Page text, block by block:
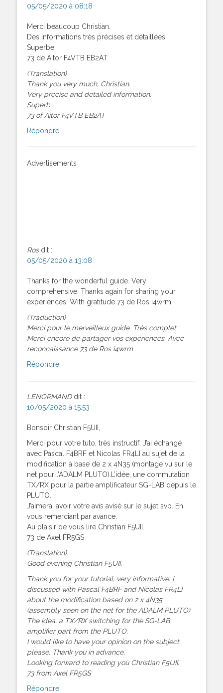
05/05/2020 à 08:18
Merci beaucoup Christian.
Des informations très précises et détaillées.
Superbe.
73 de Aitor F4VTB EB2AT
(Translation)
Thank you very much, Christian.
Very precise and detailed information.
Superb.
73 of Aitor F4VTB EB2AT
Répondre
Advertisements
Ros dit :
05/05/2020 à 13:08
Thanks for the wonderful guide. Very
comprehensive. Thanks again for sharing your
experiences. With gratitude 73 de Ros i4wrm
(Traduction)
Merci pour le merveilleux guide. Très complet.
Merci encore de partager vos expériences. Avec
reconnaissance 73 de Ros i4wrm
Répondre
LENORMAND dit :
10/05/2020 à 15:53
Bonsoir Christian F5UII,
Merci pour votre tuto, très instructif. J’ai échangé
avec Pascal F4BRF et Nicolas FR4LI au sujet de la
modification à base de 2 x 4N35 (montage vu sur le
net pour l’ADALM PLUTO).L’idée, une commutation
TX/RX pour la partie amplificateur SG-LAB depuis le
PLUTO.
J’aimerai avoir votre avis avisé sur le sujet svp. En
vous remerciant par avance.
Au plaisir de vous lire Christian F5UII.
73 de Axel FR5GS
(Translation)
Good evening Christian F5UII,
Thank you for your tutorial, very informative. I
discussed with Pascal F4BRF and Nicolas FR4LI
about the modification based on 2 x 4N35
(assembly seen on the net for the ADALM PLUTO)
The idea, a TX/RX switching for the SG-LAB
amplifier part from the PLUTO.
I would like to have your opinion on the subject
please. Thank you in advance.
Looking forward to reading you Christian F5UII.
73 from Axel FR5GS
Répondre